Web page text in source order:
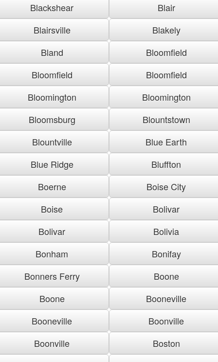
Blackshear
Blair
Blairsville
Blakely
Bland
Bloomfield
Bloomfield
Bloomfield
Bloomington
Bloomington
Bloomsburg
Blountstown
Blountville
Blue Earth
Blue Ridge
Bluffton
Boerne
Boise City
Boise
Bolivar
Bolivar
Bolivia
Bonham
Bonifay
Bonners Ferry
Boone
Boone
Booneville
Booneville
Boonville
Boonville
Boston